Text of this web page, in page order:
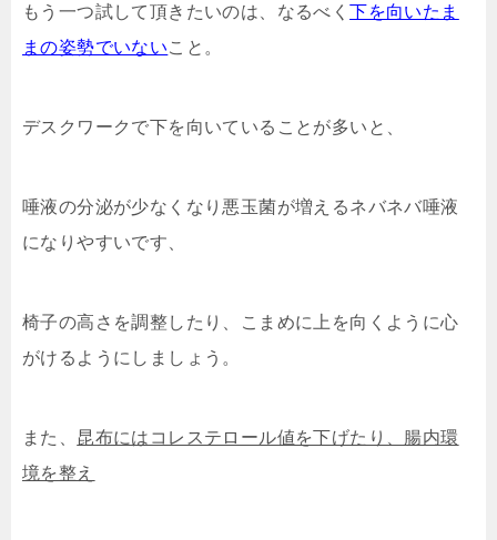
もう一つ試して頂きたいのは、なるべく下を向いたま
まの姿勢でいないこと。
デスクワークで下を向いていることが多いと、
唾液の分泌が少なくなり悪玉菌が増えるネバネバ唾液
になりやすいです、
椅子の高さを調整したり、こまめに上を向くように心
がけるようにしましょう。
また、 昆布にはコレステロール値を下げたり、腸内環
境を整え